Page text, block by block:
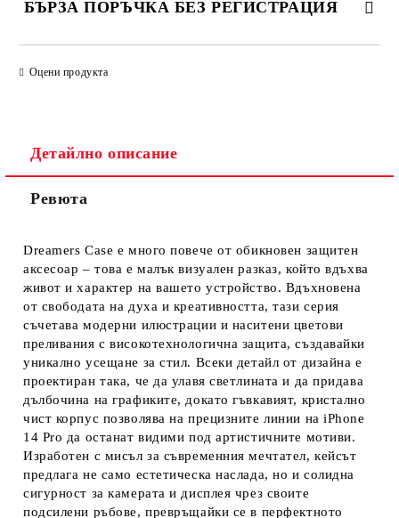
БЪРЗА ПОРЪЧКА БЕЗ РЕГИСТРАЦИЯ
Оцени продукта
Детайлно описание
Ревюта
Dreamers Case е много повече от обикновен защитен
аксесоар – това е малък визуален разказ, който вдъхва
живот и характер на вашето устройство. Вдъхновена
от свободата на духа и креативността, тази серия
съчетава модерни илюстрации и наситени цветови
преливания с високотехнологична защита, създавайки
уникално усещане за стил. Всеки детайл от дизайна е
проектиран така, че да улавя светлината и да придава
дълбочина на графиките, докато гъвкавият, кристално
чист корпус позволява на прецизните линии на iPhone
14 Pro да останат видими под артистичните мотиви.
Изработен с мисъл за съвременния мечтател, кейсът
предлага не само естетическа наслада, но и солидна
сигурност за камерата и дисплея чрез своите
подсилени ръбове, превръщайки се в перфектното